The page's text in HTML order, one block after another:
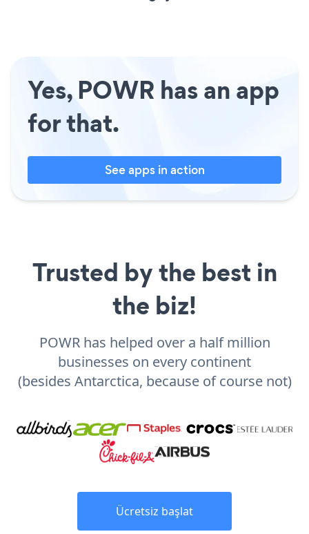
Yes, POWR has an app
for that.
See apps in action
Trusted by the best in
the biz!
POWR has helped over a half million
businesses on every continent
(besides Antarctica, because of course not)
Ücretsiz başlat